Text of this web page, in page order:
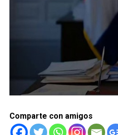
Comparte con amigos